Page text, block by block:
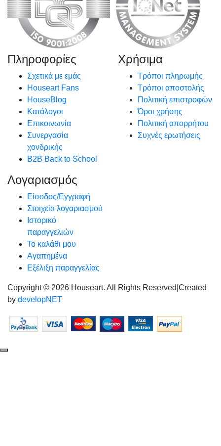
Πληροφορίες
Σχετικά με εμάς
Houseart Fans
HouseBlog
Κατάλογοι
Επικοινωνία
Συνεργασία
χονδρικής
B2B Back to School
Χρήσιμα
Τρόποι πληρωμής
Τρόποι αποστολής
Πολιτική επιστροφών
Όροι χρήσης
Πολιτική απορρήτου
Συχνές ερωτήσεις
Λογαριασμός
Είσοδος/Εγγραφή
Στοιχεία λογαριασμού
Ιστορικό
παραγγελιών
Το καλάθι μου
Αγαπημένα
Εξέλιξη παραγγελίας
Copyright © 2026 Houseart. All Rights Reserved Created
by developNET